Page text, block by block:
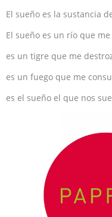
El sueño es la sustancia
El sueño es un río que
es un tigre que me
es un fuego que me
es el sueño el que nos